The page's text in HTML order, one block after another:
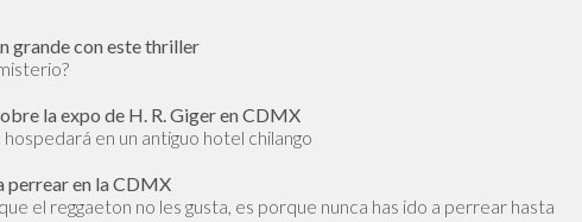
grande con este thriller
la expo de H. R. Giger en CDMX
en un antiguo hotel chilango
perrear en la CDMX
el reggaeton no les gusta, es porque nunca has ido a perrear hasta